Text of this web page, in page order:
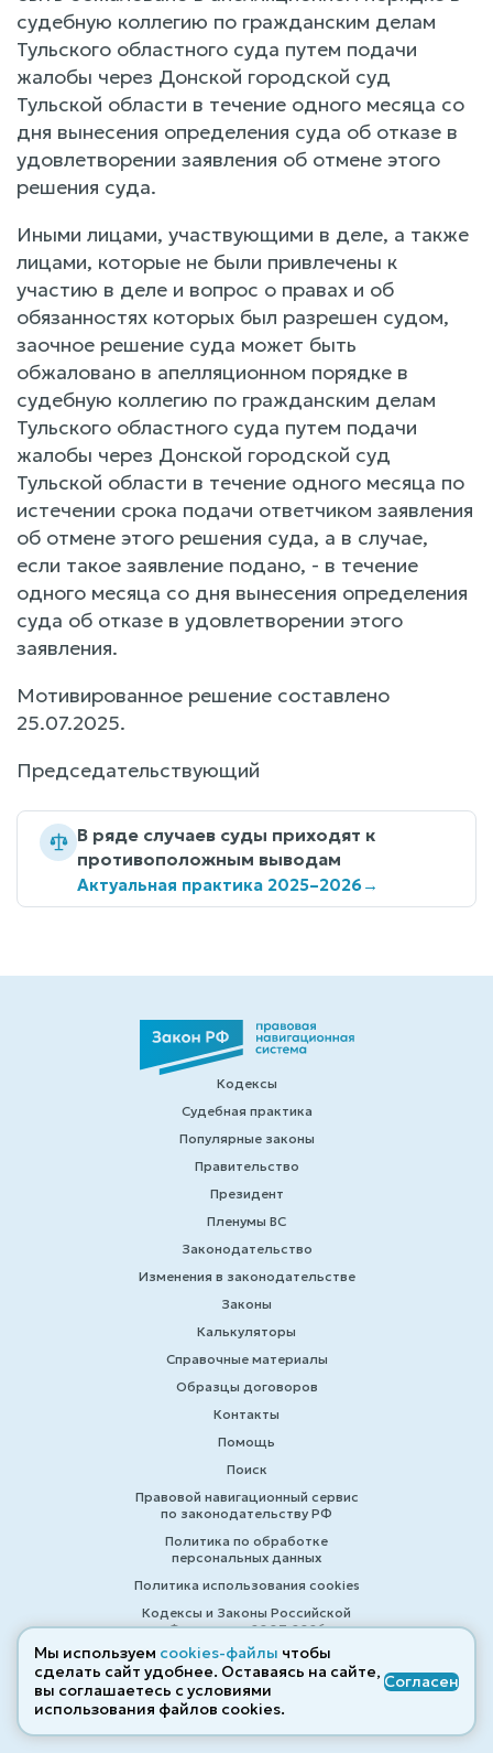
судебную коллегию по гражданским делам
Тульского областного суда путем подачи
жалобы через Донской городской суд
Тульской области в течение одного месяца со
дня вынесения определения суда об отказе в
удовлетворении заявления об отмене этого
решения суда.
Иными лицами, участвующими в деле, а также
лицами, которые не были привлечены к
участию в деле и вопрос о правах и об
обязанностях которых был разрешен судом,
заочное решение суда может быть
обжаловано в апелляционном порядке в
судебную коллегию по гражданским делам
Тульского областного суда путем подачи
жалобы через Донской городской суд
Тульской области в течение одного месяца по
истечении срока подачи ответчиком заявления
об отмене этого решения суда, а в случае,
если такое заявление подано, - в течение
одного месяца со дня вынесения определения
суда об отказе в удовлетворении этого
заявления.
Мотивированное решение составлено
25.07.2025.
Председательствующий
В ряде случаев суды приходят к
противоположным выводам
Актуальная практика 2025–2026→
Кодексы
Судебная практика
Популярные законы
Правительство
Президент
Пленумы ВС
Законодательство
Изменения в законодательстве
Законы
Калькуляторы
Справочные материалы
Образцы договоров
Контакты
Помощь
Поиск
Правовой навигационный сервис
по законодательству РФ
Политика по обработке
персональных данных
Политика использования cookies
Кодексы и Законы Российской
Федерации 2007-2026
© ZAKONRF.INFO
Мы используем cookies-файлы чтобы
сделать сайт удобнее. Оставаясь на сайте,
вы соглашаетесь с условиями
использования файлов cооkies.
Согласен